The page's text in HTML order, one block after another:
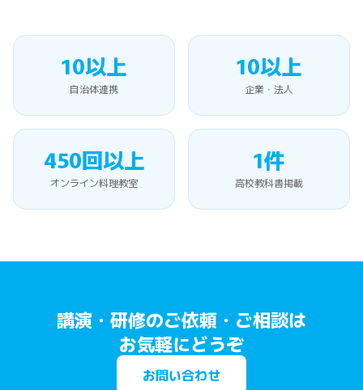
10以上
自治体連携
10以上
企業・法人
450回以上
オンライン料理教室
1件
高校教科書掲載
講演・研修のご依頼・ご相談は
お気軽にどうぞ
お問い合わせ